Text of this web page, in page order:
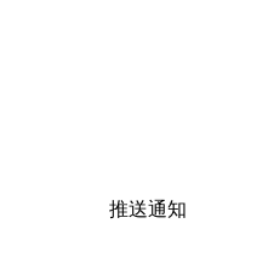
推送通知